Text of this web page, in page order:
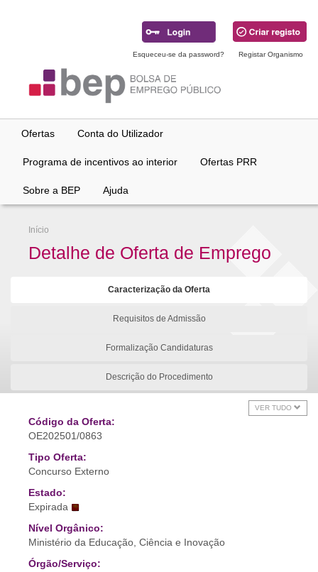
Esqueceu-se da password? Registar Organismo
Ofertas Conta do Utilizador
Programa de incentivos ao interior Ofertas PRR
Sobre a BEP Ajuda
Início
Detalhe de Oferta de Emprego
Caracterização da Oferta
Requisitos de Admissão
Formalização Candidaturas
Descrição do Procedimento
VER TUDO
Código da Oferta:
OE202501/0863
Tipo Oferta:
Concurso Externo
Estado:
Expirada
Nível Orgânico:
Ministério da Educação, Ciência e Inovação
Órgão/Serviço: